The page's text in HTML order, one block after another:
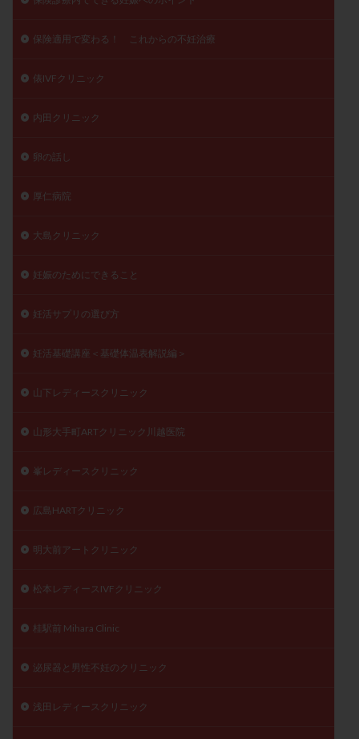
保険適用で変わる！ これからの不妊治療
俵IVFクリニック
内田クリニック
卵の話し
厚仁病院
大島クリニック
妊娠のためにできること
妊活サプリの選び方
妊活基礎講座＜基礎体温表解説編＞
山下レディースクリニック
山形大手町ARTクリニック川越医院
峯レディースクリニック
広島HARTクリニック
明大前アートクリニック
松本レディースIVFクリニック
桂駅前 Mihara Clinic
泌尿器と男性不妊のクリニック
浅田レディースクリニック